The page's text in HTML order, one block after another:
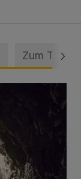
Zum Thema